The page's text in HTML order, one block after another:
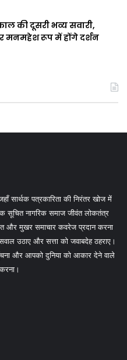
की दूसरी भव्य सवारी,
मनमहेश रूप में होंगे दर्शन
सार्थक पत्रकारिता की निरंतर खोज में
सूचित नागरिक समाज जीवंत लोकतंत्र
और मुखर समाचार कवरेज प्रदान करना
उठाए और सत्ता को जवाबदेह ठहराए।
और आपको दुनिया को आकार देने वाले